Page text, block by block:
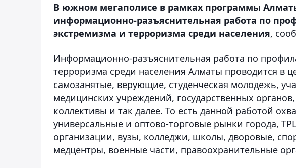
В южном мегаполисе в рамках программы
информационно-разъяснительная работа по
экстремизма и терроризма среди населения,
Информационно-разъяснительная работа по
терроризма среди населения Алматы проводится в
самозанятые, верующие, студенческая молодежь,
медицинских учреждений, государственных
коллективы и так далее. То есть данной работой
универсальные и оптово-торговые рынки города,
организации, вузы, колледжи, школы, дворовые,
медцентры, военные части, правоохранительные